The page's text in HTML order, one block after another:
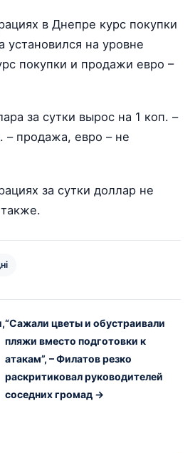
в Днепре курс покупки
установился на уровне
покупки и продажи евро –
за сутки вырос на 1 коп. –
– продажа, евро – не
за сутки доллар не
“Сажали цветы и обустраивали
пляжи вместо подготовки к
атакам”, – Филатов резко
раскритиковал руководителей
соседних громад →